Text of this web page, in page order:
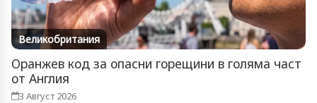
Великобритания
Оранжев код за опасни горещини в голяма част
от Англия
3 Август 2026